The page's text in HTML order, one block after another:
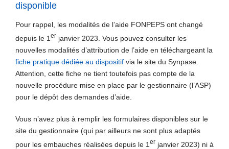
disponible
Pour rappel, les modalités de l’aide FONPEPS ont changé
depuis le 1 er janvier 2023. Vous pouvez consulter les
nouvelles modalités d’attribution de l’aide en téléchargeant la
fiche pratique dédiée au dispositif via le site du Synpase.
Attention, cette fiche ne tient toutefois pas compte de la
nouvelle procédure mise en place par le gestionnaire (l’ASP)
pour le dépôt des demandes d’aide.
Vous n’avez plus à remplir les formulaires disponibles sur le
site du gestionnaire (qui par ailleurs ne sont plus adaptés
pour les embauches réalisées depuis le 1 er janvier 2023) ni à